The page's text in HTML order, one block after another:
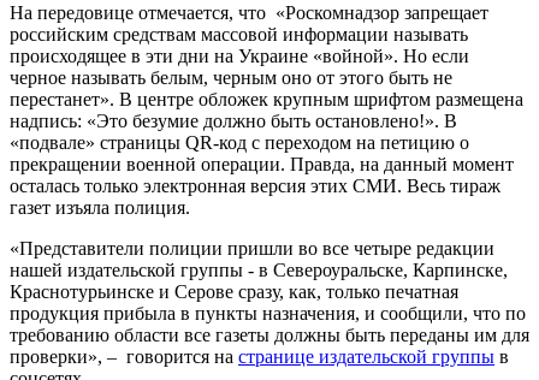
На передовице отмечается, что «Роскомнадзор запрещает
российским средствам массовой информации называть
происходящее в эти дни на Украине «войной». Но если
черное называть белым, черным оно от этого быть не
перестанет». В центре обложек крупным шрифтом размещена
надпись: «Это безумие должно быть остановлено!». В
«подвале» страницы QR-код с переходом на петицию о
прекращении военной операции. Правда, на данный момент
осталась только электронная версия этих СМИ. Весь тираж
газет изъяла полиция.
«Представители полиции пришли во все четыре редакции
нашей издательской группы - в Североуральске, Карпинске,
Краснотурьинске и Серове сразу, как, только печатная
продукция прибыла в пункты назначения, и сообщили, что по
требованию области все газеты должны быть переданы им для
проверки», – говорится на странице издательской группы в